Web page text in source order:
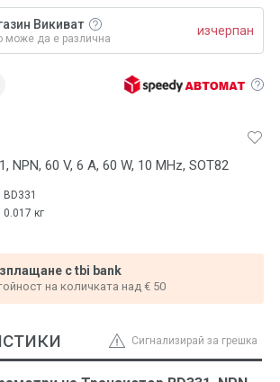
NPN, 60 V, 6 A, 60 W, 10 MHz, SOT82
BD331
0.017 кг
с tbi bank
на количката над € 50
Викиват
може да е различна
изчерпан
Сигнализирай за грешка